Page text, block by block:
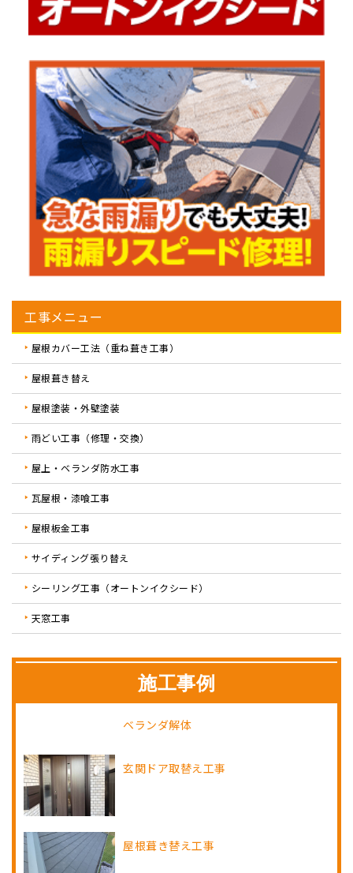
工事メニュー
屋根カバー工法（重ね葺き工事）
屋根葺き替え
屋根塗装・外壁塗装
雨どい工事（修理・交換）
屋上・ベランダ防水工事
瓦屋根・漆喰工事
屋根板金工事
サイディング張り替え
シーリング工事（オートンイクシード）
天窓工事
施工事例
ベランダ解体
玄関ドア取替え工事
屋根葺き替え工事